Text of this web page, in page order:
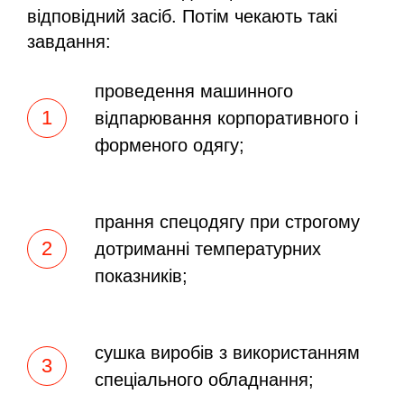
відповідний засіб. Потім чекають такі
завдання:
проведення машинного
відпарювання корпоративного і
форменого одягу;
прання спецодягу при строгому
дотриманні температурних
показників;
сушка виробів з використанням
спеціального обладнання;